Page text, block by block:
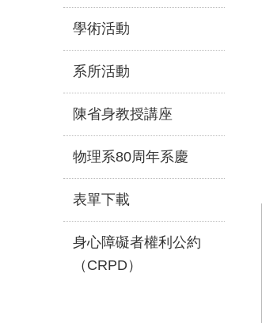
學術活動
系所活動
陳省身教授講座
物理系80周年系慶
表單下載
身心障礙者權利公約
（CRPD）